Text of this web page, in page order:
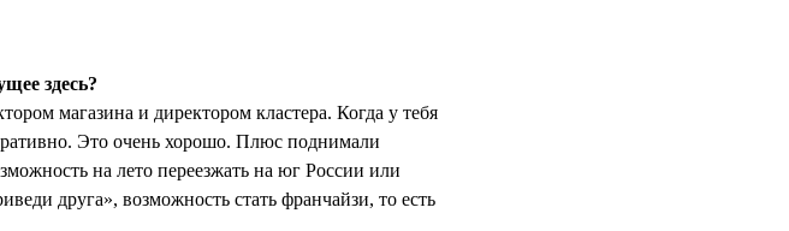
здесь?
магазина и директором кластера. Когда у тебя
Это очень хорошо. Плюс поднимали
на лето переезжать на юг России или
друга», возможность стать франчайзи, то есть